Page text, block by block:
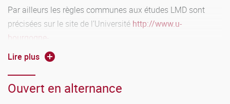
Par ailleurs les règles communes aux études LMD sont
précisées sur le site de l’Université http://www.u-
bourgogne-
formation.fr/IMG/pdf/referentiel_etudes_lmd.pdf
Sessions d'examen
Lire plus
Ouvert en alternance